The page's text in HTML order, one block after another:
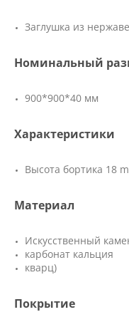
Заглушка из
Номинальный
900*900*40 мм
Характеристики
Высота бортика 18
Материал
Искусственный
карбонат кальция
кварц)
Покрытие